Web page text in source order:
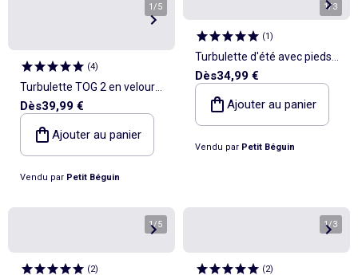
1 /5
(4)
Turbulette TOG 2 en velours
avec pieds retroussables et
manches amovibles Céleste
Dès39,99 €
Ajouter au panier
Vendu par Petit Béguin
1/3
(1)
Turbulette d'été avec pieds
retroussables Mexico
Dès34,99 €
Ajouter au panier
Vendu par Petit Béguin
1/5
(2)
1/3
(2)